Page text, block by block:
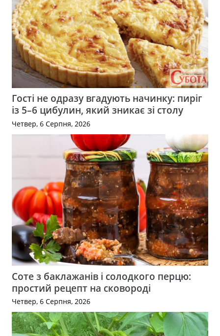
Гості не одразу вгадують начинку: пиріг
із 5–6 цибулин, який зникає зі столу
Четвер, 6 Серпня, 2026
Соте з баклажанів і солодкого перцю:
простий рецепт на сковороді
Четвер, 6 Серпня, 2026